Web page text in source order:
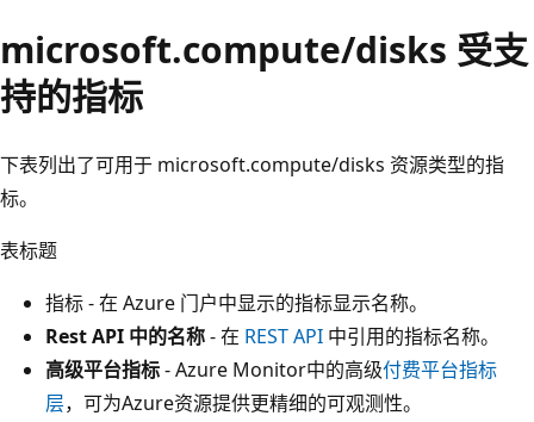
microsoft.compute/disks 受支
持的指标
下表列出了可用于 microsoft.compute/disks 资源类型的指
标。
表标题
指标 - 在 Azure 门户中显示的指标显示名称。
Rest API 中的名称- 在 REST API 中引用的指标名称。
高级平台指标- Azure Monitor中的高级付费平台指标
层，可为Azure资源提供更精细的可观测性。